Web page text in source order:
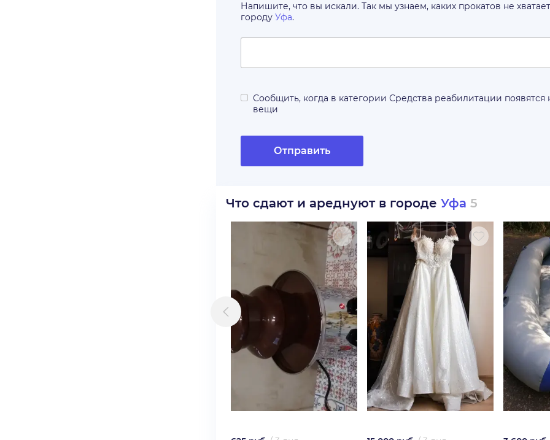
Напишите, что вы искали. Так мы узнаем, каких прокатов не хватает
городу Уфа.
Сообщить, когда в категории Средства реабилитации появятся
вещи
Отправить
Что сдают и ареднуют в городе Уфа 5